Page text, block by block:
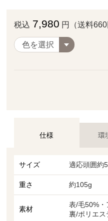
税込 7,980 円（送料660
仕様 環
サイズ 適応頭囲約
重さ 約105g
素材
表/毛50%
裏/ポリエ